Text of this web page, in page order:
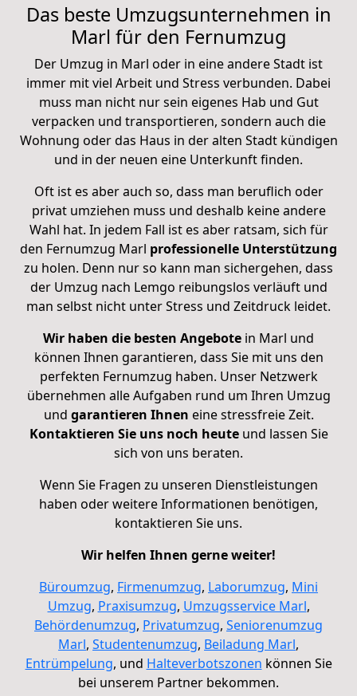
Das beste Umzugsunternehmen in
Marl für den Fernumzug
Der Umzug in Marl oder in eine andere Stadt ist
immer mit viel Arbeit und Stress verbunden. Dabei
muss man nicht nur sein eigenes Hab und Gut
verpacken und transportieren, sondern auch die
Wohnung oder das Haus in der alten Stadt kündigen
und in der neuen eine Unterkunft finden.
Oft ist es aber auch so, dass man beruflich oder
privat umziehen muss und deshalb keine andere
Wahl hat. In jedem Fall ist es aber ratsam, sich für
den Fernumzug Marl professionelle Unterstützung
zu holen. Denn nur so kann man sichergehen, dass
der Umzug nach Lemgo reibungslos verläuft und
man selbst nicht unter Stress und Zeitdruck leidet.
Wir haben die besten Angebote in Marl und
können Ihnen garantieren, dass Sie mit uns den
perfekten Fernumzug haben. Unser Netzwerk
übernehmen alle Aufgaben rund um Ihren Umzug
und garantieren Ihnen eine stressfreie Zeit.
Kontaktieren Sie uns noch heuteund lassen Sie
sich von uns beraten.
Wenn Sie Fragen zu unseren Dienstleistungen
haben oder weitere Informationen benötigen,
kontaktieren Sie uns.
Wir helfen Ihnen gerne weiter!
Büroumzug, Firmenumzug, Laborumzug, Mini
Umzug, Praxisumzug, Umzugsservice Marl,
Behördenumzug, Privatumzug, Seniorenumzug
Marl, Studentenumzug, Beiladung Marl,
Entrümpelung, und Halteverbotszonen können Sie
bei unserem Partner bekommen.